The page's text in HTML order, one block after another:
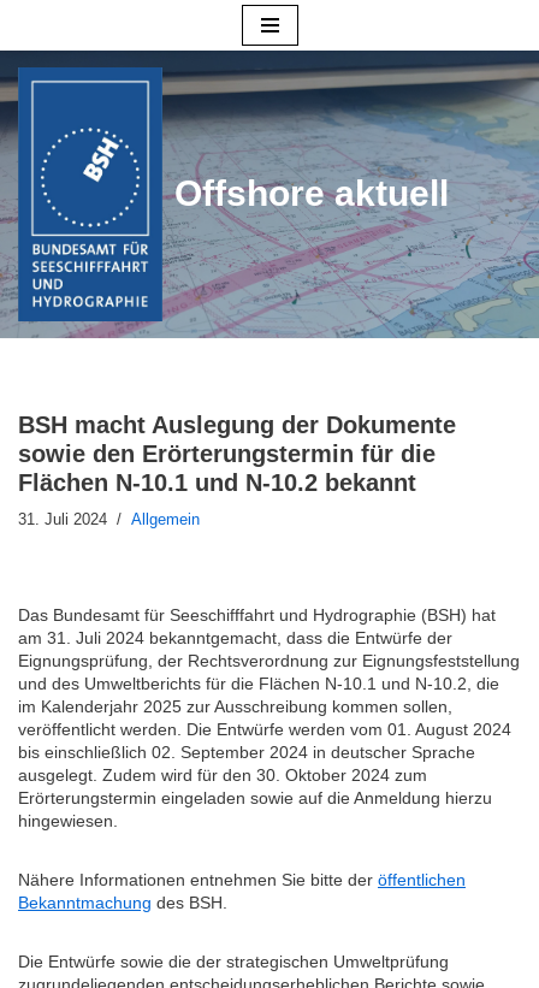
Inhalt
Offshore aktuell
BSH macht Auslegung der Dokumente
sowie den Erörterungstermin für die
Flächen N-10.1 und N-10.2 bekannt
31. Juli 2024 Allgemein
Das Bundesamt für Seeschifffahrt und Hydrographie (BSH) hat
am 31. Juli 2024 bekanntgemacht, dass die Entwürfe der
Eignungsprüfung, der Rechtsverordnung zur Eignungsfeststellung
und des Umweltberichts für die Flächen N-10.1 und N-10.2, die
im Kalenderjahr 2025 zur Ausschreibung kommen sollen,
veröffentlicht werden. Die Entwürfe werden vom 01. August 2024
bis einschließlich 02. September 2024 in deutscher Sprache
ausgelegt. Zudem wird für den 30. Oktober 2024 zum
Erörterungstermin eingeladen sowie auf die Anmeldung hierzu
hingewiesen.
Nähere Informationen entnehmen Sie bitte der öffentlichen
Bekanntmachung des BSH.
Die Entwürfe sowie die der strategischen Umweltprüfung
zugrundeliegenden entscheidungserheblichen Berichte sowie